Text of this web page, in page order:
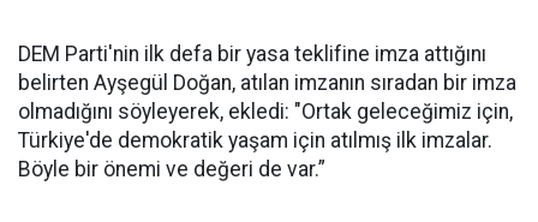
DEM Parti'nin ilk defa bir yasa teklifine imza attığını
belirten Ayşegül Doğan, atılan imzanın sıradan bir imza
olmadığını söyleyerek, ekledi: "Ortak geleceğimiz için,
Türkiye'de demokratik yaşam için atılmış ilk imzalar.
Böyle bir önemi ve değeri de var.”